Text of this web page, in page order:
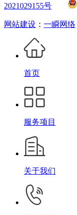
2021029155号
网站建设 ： 一瞬网络
首页
服务项目
关于我们